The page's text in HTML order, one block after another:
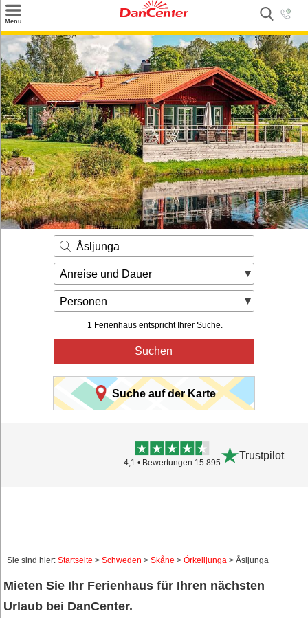
Menü
Suchen
Urlaubsziele
Weitere Urlaubsziele
Angebote
Inspiration
Kontakt
Gut zu wissen
Login
Åsljunga
Anreise und Dauer
Personen
1 Ferienhaus entspricht Ihrer Suche.
Suchen
Suche auf der Karte
4,1 • Bewertungen 15.895
Trustpilot
Sie sind hier: Startseite > Schweden > Skåne > Örkelljunga > Åsljunga
Mieten Sie Ihr Ferienhaus für Ihren nächsten
Urlaub bei DanCenter.